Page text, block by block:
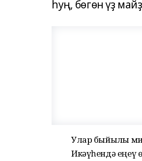
һуң, бөгөн үҙ
Улар быйылғы
Икәүһендә еңеү